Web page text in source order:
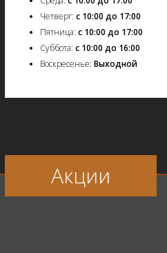
Четверг: с 10:00 до 17:00
Пятница: с 10:00 до 17:00
Суббота: с 10:00 до 16:00
Воскресенье: Выходной
Акции